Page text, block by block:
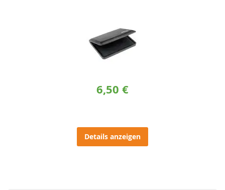
6,50 €
Details anzeigen